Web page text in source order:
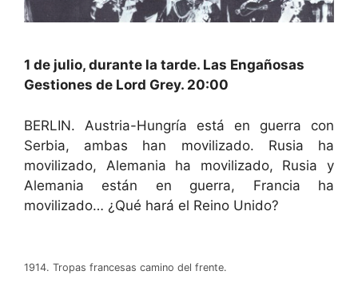
1 de julio, durante la tarde. Las Engañosas
Gestiones de Lord Grey. 20:00
BERLIN. Austria-Hungría está en guerra con
Serbia, ambas han movilizado. Rusia ha
movilizado, Alemania ha movilizado, Rusia y
Alemania están en guerra, Francia ha
movilizado… ¿Qué hará el Reino Unido?
1914. Tropas francesas camino del frente.